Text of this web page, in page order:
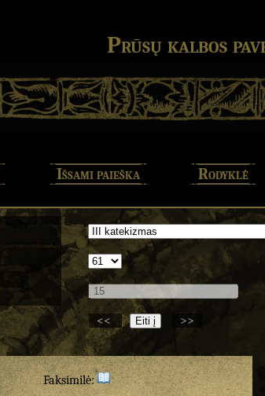
Prūsų kalbos
Išsami paieška Rodyklė
<< >>
Faksimilė: